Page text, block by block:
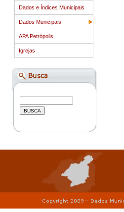
Dados e Índices Municipais
Dados Municipais
APA Petrópolis
Igrejas